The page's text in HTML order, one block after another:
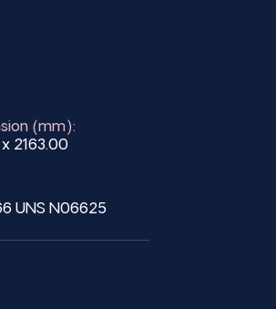
(mm):
2163.00
UNS N06625